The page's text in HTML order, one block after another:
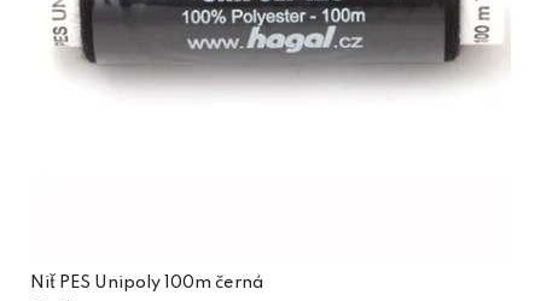
Niť PES Unipoly 100m černá